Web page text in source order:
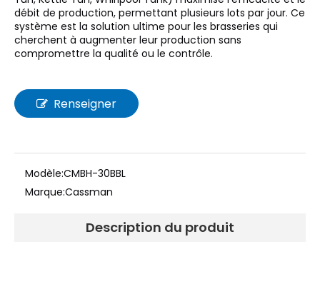
débit de production, permettant plusieurs lots par jour. Ce
système est la solution ultime pour les brasseries qui
cherchent à augmenter leur production sans
compromettre la qualité ou le contrôle.
Renseigner
Modèle:CMBH-30BBL
Marque:Cassman
Description du produit